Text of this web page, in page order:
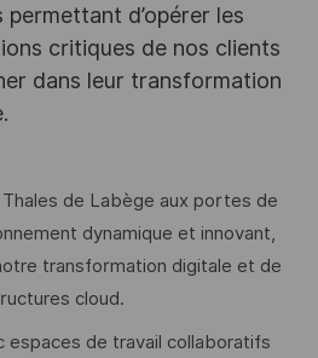
d’opérer les
critiques de nos clients
dans leur transformation
de Labège aux portes de
dynamique et innovant,
transformation digitale et de
cloud.
espaces de travail collaboratifs